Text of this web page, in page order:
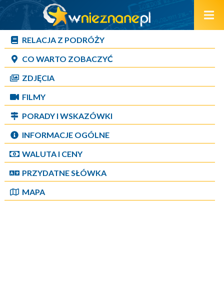
RELACJA Z PODRÓŻY
CO WARTO ZOBACZYĆ
ZDJĘCIA
FILMY
PORADY I WSKAZÓWKI
INFORMACJE OGÓLNE
WALUTA I CENY
PRZYDATNE SŁÓWKA
MAPA